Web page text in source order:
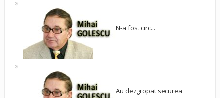
N-a fost circ...
Au dezgropat securea